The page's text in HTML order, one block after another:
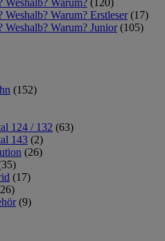
Weshalb? Warum? Erstleser (17)
Weshalb? Warum? Junior (105)
(152)
124 / 132 (63)
143 (2)
(26)
(17)
(9)